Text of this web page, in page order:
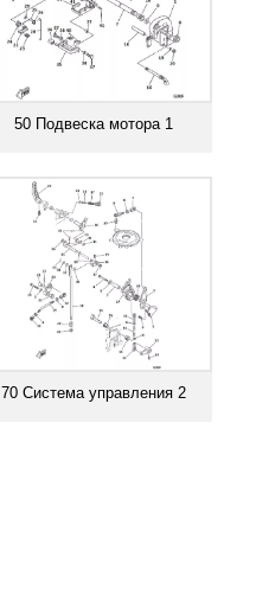
50 Подвеска мотора 1
70 Система управления 2